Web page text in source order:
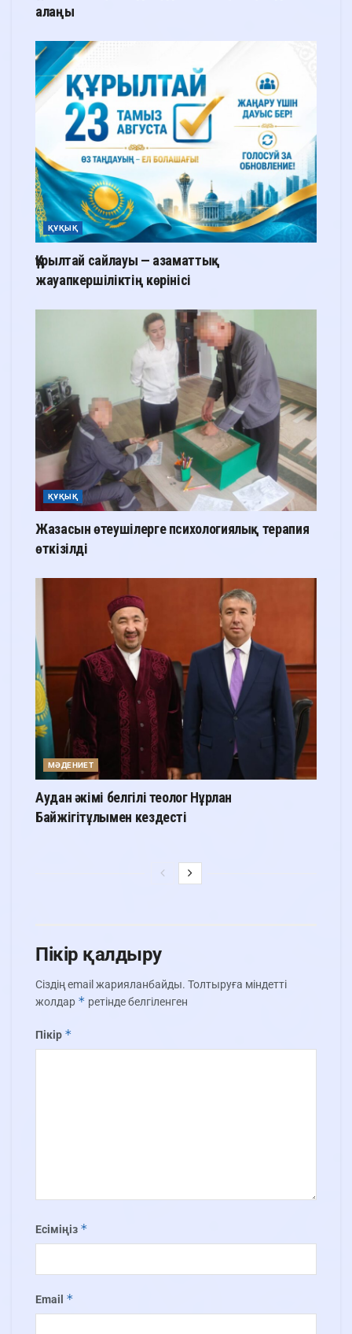
алаңы
ҚҰҚЫҚ
Құрылтай сайлауы — азаматтық
жауапкершіліктің көрінісі
ҚҰҚЫҚ
Жазасын өтеушілерге психологиялық терапия
өткізілді
МӘДЕНИЕТ
Аудан әкімі белгілі теолог Нұрлан
Байжігітұлымен кездесті
Пікір қалдыру
Сіздің email жарияланбайды. Толтыруға міндетті
жолдар * ретінде белгіленген
Пікір *
Есіміңіз *
Email *